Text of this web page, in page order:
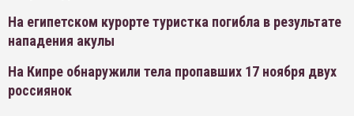
На египетском курорте туристка погибла в результате
нападения акулы
На Кипре обнаружили тела пропавших 17 ноября двух
россиянок